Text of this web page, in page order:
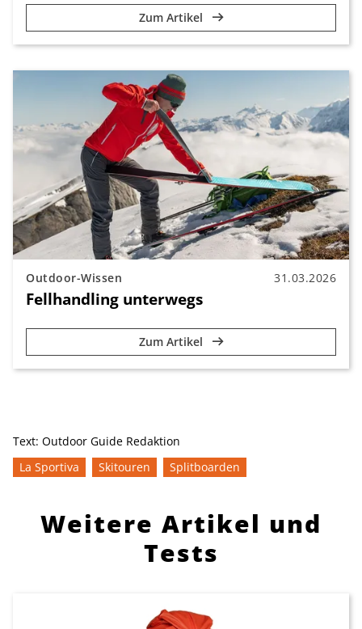
Zum Artikel
Outdoor-Wissen 31.03.2026
Fellhandling unterwegs
Zum Artikel
Text: Outdoor Guide Redaktion
La Sportiva
Skitouren Splitboarden
Weitere Artikel und
Tests